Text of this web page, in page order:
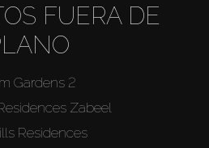
FUERA DE
Gardens 2
Zabeel
Residences